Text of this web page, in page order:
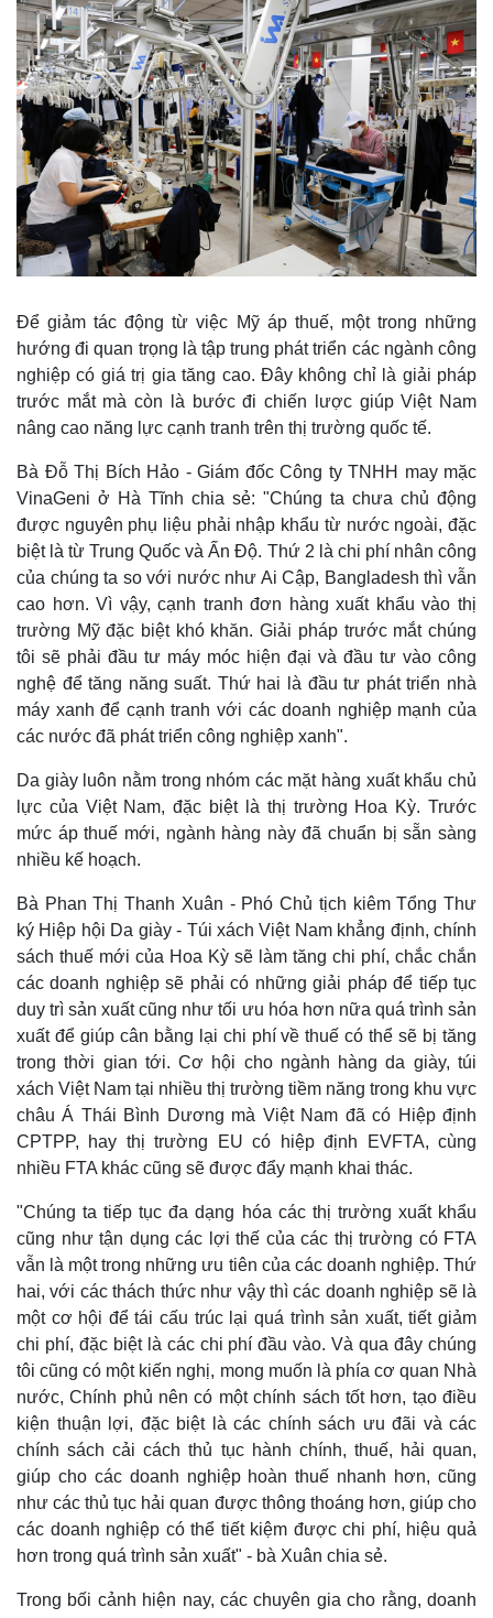
Kinh tế
Bất động sản
Khởi nghiệp
Thị trường
Giá vàng
Tiêu dùng
Tỷ giá
Chứng khoán
Giá cà phê
Pháp luật
Vụ án
Tin nóng
Tư vấn luật
Quân sự - Quốc phòng
Vũ khí
Việt Nam
Phân tích
Thể thao
Bóng đá
Lịch thi đấu bóng đá
Thế giới thể thao
eSports
Hậu trường
Ô tô - Xe máy
Ô tô
Tư vấn
Để giảm tác động từ việc Mỹ áp thuế, một trong những
hướng đi quan trọng là tập trung phát triển các ngành công
nghiệp có giá trị gia tăng cao. Đây không chỉ là giải pháp
trước mắt mà còn là bước đi chiến lược giúp Việt Nam
nâng cao năng lực cạnh tranh trên thị trường quốc tế.
Bà Đỗ Thị Bích Hảo - Giám đốc Công ty TNHH may mặc
VinaGeni ở Hà Tĩnh chia sẻ: "Chúng ta chưa chủ động
được nguyên phụ liệu phải nhập khẩu từ nước ngoài, đặc
biệt là từ Trung Quốc và Ấn Độ. Thứ 2 là chi phí nhân công
của chúng ta so với nước như Ai Cập, Bangladesh thì vẫn
cao hơn. Vì vậy, cạnh tranh đơn hàng xuất khẩu vào thị
trường Mỹ đặc biệt khó khăn. Giải pháp trước mắt chúng
tôi sẽ phải đầu tư máy móc hiện đại và đầu tư vào công
nghệ để tăng năng suất. Thứ hai là đầu tư phát triển nhà
máy xanh để cạnh tranh với các doanh nghiệp mạnh của
các nước đã phát triển công nghiệp xanh".
Da giày luôn nằm trong nhóm các mặt hàng xuất khẩu chủ
lực của Việt Nam, đặc biệt là thị trường Hoa Kỳ. Trước
mức áp thuế mới, ngành hàng này đã chuẩn bị sẵn sàng
nhiều kế hoạch.
Bà Phan Thị Thanh Xuân - Phó Chủ tịch kiêm Tổng Thư
ký Hiệp hội Da giày - Túi xách Việt Nam khẳng định, chính
sách thuế mới của Hoa Kỳ sẽ làm tăng chi phí, chắc chắn
các doanh nghiệp sẽ phải có những giải pháp để tiếp tục
duy trì sản xuất cũng như tối ưu hóa hơn nữa quá trình sản
xuất để giúp cân bằng lại chi phí về thuế có thể sẽ bị tăng
trong thời gian tới. Cơ hội cho ngành hàng da giày, túi
xách Việt Nam tại nhiều thị trường tiềm năng trong khu vực
châu Á Thái Bình Dương mà Việt Nam đã có Hiệp định
CPTPP, hay thị trường EU có hiệp định EVFTA, cùng
nhiều FTA khác cũng sẽ được đẩy mạnh khai thác.
"Chúng ta tiếp tục đa dạng hóa các thị trường xuất khẩu
cũng như tận dụng các lợi thế của các thị trường có FTA
vẫn là một trong những ưu tiên của các doanh nghiệp. Thứ
hai, với các thách thức như vậy thì các doanh nghiệp sẽ là
một cơ hội để tái cấu trúc lại quá trình sản xuất, tiết giảm
chi phí, đặc biệt là các chi phí đầu vào. Và qua đây chúng
tôi cũng có một kiến nghị, mong muốn là phía cơ quan Nhà
nước, Chính phủ nên có một chính sách tốt hơn, tạo điều
kiện thuận lợi, đặc biệt là các chính sách ưu đãi và các
chính sách cải cách thủ tục hành chính, thuế, hải quan,
giúp cho các doanh nghiệp hoàn thuế nhanh hơn, cũng
như các thủ tục hải quan được thông thoáng hơn, giúp cho
các doanh nghiệp có thể tiết kiệm được chi phí, hiệu quả
hơn trong quá trình sản xuất" - bà Xuân chia sẻ.
Trong bối cảnh hiện nay, các chuyên gia cho rằng, doanh